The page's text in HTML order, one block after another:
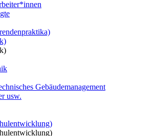
Gebäudemanagement
usw.